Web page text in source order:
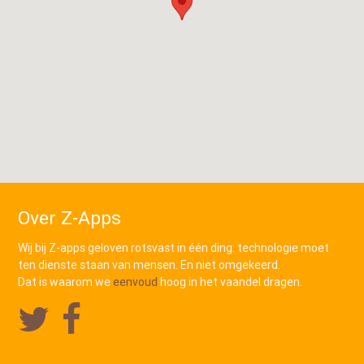
Over Z-Apps
Wij bij Z-apps geloven rotsvast in één ding: technologie moet
ten dienste staan van mensen. En niet omgekeerd.
Dat is waarom weeenvoud hoog in het vaandel dragen.